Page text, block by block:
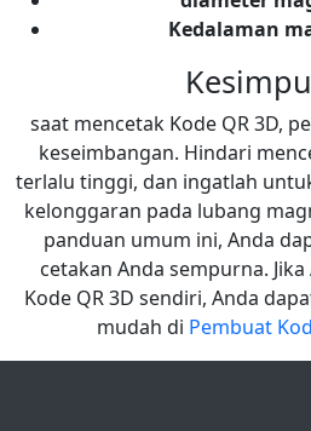
Kedalaman
saat mencetak Kode QR 3D,
keseimbangan. Hindari
terlalu tinggi, dan ingatlah
kelonggaran pada lubang
panduan umum ini, Anda
cetakan Anda sempurna.
Kode QR 3D sendiri, Anda
mudah di Pembuat